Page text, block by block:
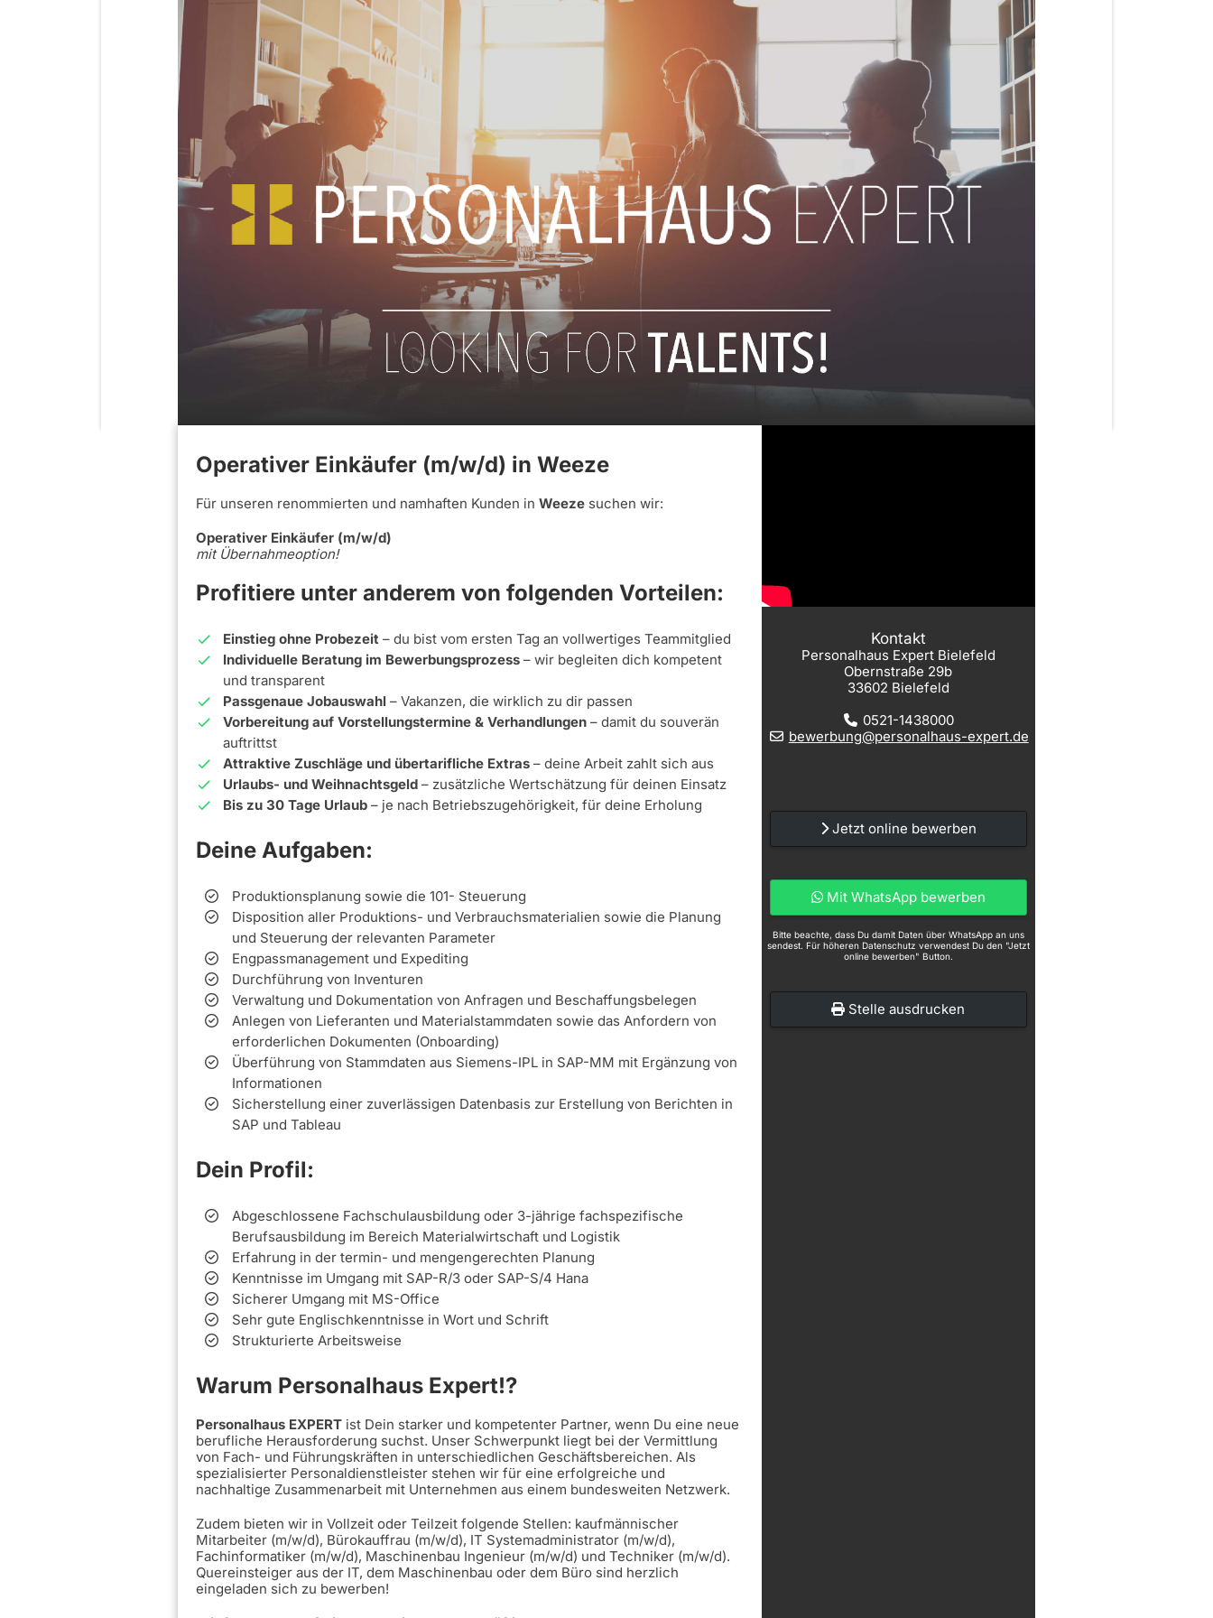
Operativer Einkäufer (m/w/d) in Weeze
Für unseren renommierten und namhaften Kunden in Weeze suchen wir:
Operativer Einkäufer (m/w/d)
mit Übernahmeoption!
Profitiere unter anderem von folgenden Vorteilen:
Einstieg ohne Probezeit – du bist vom ersten Tag an vollwertiges Teammitglied
Individuelle Beratung im Bewerbungsprozess – wir begleiten dich kompetent
und transparent
Passgenaue Jobauswahl – Vakanzen, die wirklich zu dir passen
Vorbereitung auf Vorstellungstermine & Verhandlungen – damit du souverän
auftrittst
Attraktive Zuschläge und übertarifliche Extras – deine Arbeit zahlt sich aus
Urlaubs- und Weihnachtsgeld – zusätzliche Wertschätzung für deinen Einsatz
Bis zu 30 Tage Urlaub – je nach Betriebszugehörigkeit, für deine Erholung
Deine Aufgaben:
Produktionsplanung sowie die 101- Steuerung
Disposition aller Produktions- und Verbrauchsmaterialien sowie die Planung
und Steuerung der relevanten Parameter
Engpassmanagement und Expediting
Durchführung von Inventuren
Verwaltung und Dokumentation von Anfragen und Beschaffungsbelegen
Anlegen von Lieferanten und Materialstammdaten sowie das Anfordern von
erforderlichen Dokumenten (Onboarding)
Überführung von Stammdaten aus Siemens-IPL in SAP-MM mit Ergänzung von
Informationen
Sicherstellung einer zuverlässigen Datenbasis zur Erstellung von Berichten in
SAP und Tableau
Dein Profil:
Abgeschlossene Fachschulausbildung oder 3-jährige fachspezifische
Berufsausbildung im Bereich Materialwirtschaft und Logistik
Erfahrung in der termin- und mengengerechten Planung
Kenntnisse im Umgang mit SAP-R/3 oder SAP-S/4 Hana
Sicherer Umgang mit MS-Office
Sehr gute Englischkenntnisse in Wort und Schrift
Strukturierte Arbeitsweise
Warum Personalhaus Expert!?
Personalhaus EXPERT ist Dein starker und kompetenter Partner, wenn Du eine neue
berufliche Herausforderung suchst. Unser Schwerpunkt liegt bei der Vermittlung
von Fach- und Führungskräften in unterschiedlichen Geschäftsbereichen. Als
spezialisierter Personaldienstleister stehen wir für eine erfolgreiche und
nachhaltige Zusammenarbeit mit Unternehmen aus einem bundesweiten Netzwerk.
Zudem bieten wir in Vollzeit oder Teilzeit folgende Stellen: kaufmännischer
Mitarbeiter (m/w/d), Bürokauffrau (m/w/d), IT Systemadministrator (m/w/d),
Fachinformatiker (m/w/d), Maschinenbau Ingenieur (m/w/d) und Techniker (m/w/d).
Quereinsteiger aus der IT, dem Maschinenbau oder dem Büro sind herzlich
eingeladen sich zu bewerben!
Kontakt
Personalhaus Expert Bielefeld
Obernstraße 29b
33602 Bielefeld
0521-1438000
bewerbung@personalhaus-expert.de
Jetzt online bewerben
Mit WhatsApp bewerben
Bitte beachte, dass Du damit Daten über WhatsApp an uns
sendest. Für höheren Datenschutz verwendest Du den "Jetzt
online bewerben" Button.
Stelle ausdrucken